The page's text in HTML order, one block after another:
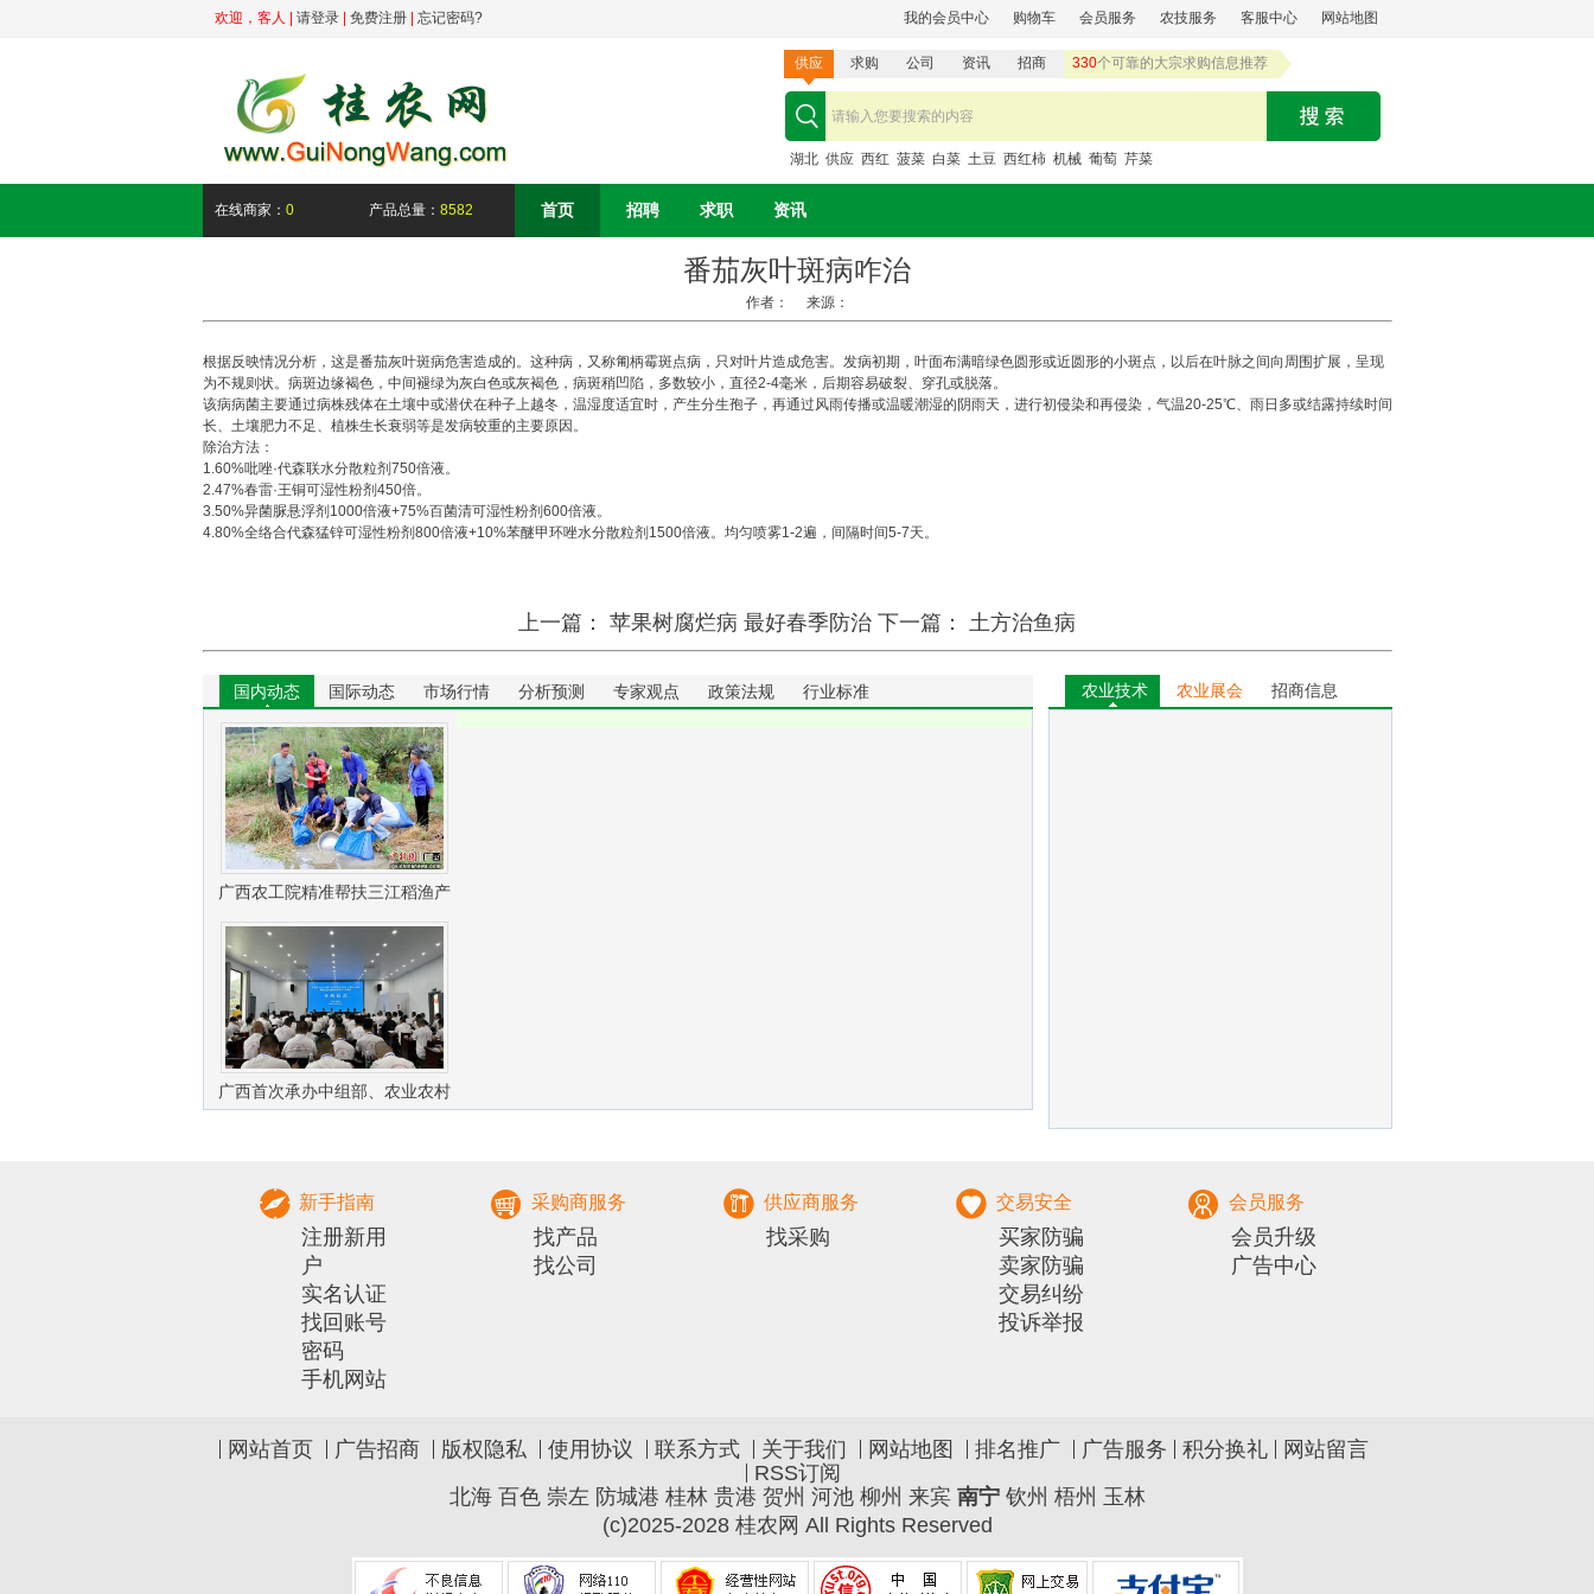
欢迎， 客人 请登录| 免费注册| 忘记密码? 我的会员中心 购物车 会员服务 农技服务 客服中心 网站地图
供应 求购 公司 资讯 招商 330个可靠的大宗求购信息推荐
湖北 供应 西红 菠菜 白菜 土豆 西红柿 机械 葡萄 芹菜
在线商家： 0 产品总量： 8582 首页 招聘 求职 资讯
番茄灰叶斑病咋治
作者： 来源：
根据反映情况分析，这是番茄灰叶斑病危害造成的。这种病，又称匍柄霉斑点病，只对叶片造成危害。发病初期，叶面布满暗绿色圆形或近圆形的小斑点，以后在叶脉之间向周围扩展，呈现
为不规则状。病斑边缘褐色，中间褪绿为灰白色或灰褐色，病斑稍凹陷，多数较小，直径2-4毫米，后期容易破裂、穿孔或脱落。
该病病菌主要通过病株残体在土壤中或潜伏在种子上越冬，温湿度适宜时，产生分生孢子，再通过风雨传播或温暖潮湿的阴雨天，进行初侵染和再侵染，气温20-25℃、雨日多或结露持续时间
长、土壤肥力不足、植株生长衰弱等是发病较重的主要原因。
除治方法：
1.60%吡唑·代森联水分散粒剂750倍液。
2.47%春雷·王铜可湿性粉剂450倍。
3.50%异菌脲悬浮剂1000倍液+75%百菌清可湿性粉剂600倍液。
4.80%全络合代森猛锌可湿性粉剂800倍液+10%苯醚甲环唑水分散粒剂1500倍液。均匀喷雾1-2遍，间隔时间5-7天。
上一篇： 苹果树腐烂病 最好春季防治 下一篇： 土方治鱼病
国内动态 国际动态 市场行情 分析预测 专家观点 政策法规 行业标准
广西农工院精准帮扶三江稻渔产
业振兴
广西首次承办中组部、农业农村
农业技术 农业展会 招商信息
新手指南
注册新用
户
实名认证
找回账号
密码
手机网站
采购商服务
找产品
找公司
供应商服务
找采购
交易安全
买家防骗
卖家防骗
交易纠纷
投诉举报
会员服务
会员升级
广告中心
网站首页 广告招商 版权隐私 使用协议 联系方式 关于我们 网站地图 排名推广 广告服务 积分换礼
网站留言
RSS订阅
北海 百色 崇左 防城港 桂林 贵港 贺州 河池 柳州 来宾 南宁 钦州 梧州 玉林
(c)2025-2028 桂农网 All Rights Reserved